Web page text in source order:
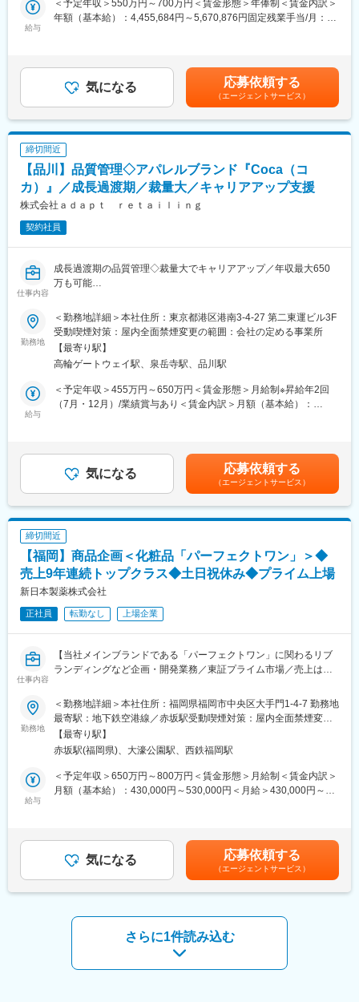
の主な内容としては、女性アスリートへのスポンサード、ネパー
ルでの自立支援プロジェクト、災害復興支援活動などがありま
入社後は、現場研修含む研修がございます。（研修期間はご経験
により１週間&#12316;１ヶ月程度）
各部門の説明や、会員制ビジネスのサロンの現場でお客様との交
流、コールセンターでの電話対応などを経験し、会社を知っても
らう期間を設けております。
変更の範囲：会社の定める業務
・新商品の企画生産（新商品提案、OME商談、薬事チェック、パ
■組織構成：
・正社員7人
ロハス製薬は、あらゆる女性の肌質に対応するため、有効成分を
細分化して最適なものを創ることを徹底しています。当社のフェ
イスマスクシリーズ”ALFACE”も、肌質によって成分を変えた結
果、様々なバリエーションが生まれました。
我々は、自然界の有効成分を発見、研究し、製品へ高精度に反映
する事はもちろん、お肌への刺激を最小限に減らすための製品開
発にとことん拘っています。すべての女性に安心して、毎日お使
■サービス詳細・特徴：
いつまでも、美しく、輝いていたい。これはすべての女性の夢で
その夢を叶えるために、オルフェスシリーズは誕生しました。
ロハス製薬が想いを込めて、すべての女性に向けて作り上げた自
信作です。
解決力で選ぶ、オルフェス。
いう想いから、保湿、透明感、ハリツヤ… など、
ひとりひとりの肌悩みに寄り添うアイテムを展開しています。
DEAL」「Stola.」「LILLIAN CARAT」の4つのレディースブラン
ドを展開しています。メーカーとして自社内にデザイナーを抱え
る当社では、綿密なマーケティングの元、差別化されたデザイン
も手掛けています。商品企画から生産、販売までを一貫して担う
SPA業態だからこそ、高品質で差別化された商品をお客様へ提案
することができます。
変更の範囲：会社の定める業務
給与
＜予定年収＞550万円～700万円＜賃金形態＞年俸制＜賃金内訳＞
年額（基本給）：4,455,684円～5,670,876円固定残業手当/月：
給与補足＞ご経験、スキルにより決定します。※初年度年俸制／2
年目以降に再設定■昇給：年1回（4月）※本人の実績による■賞
与：年2回（6月・12月）※試用期間中の支給はなし■モデル年
収：・入社3年目：450万円・入社5年目：500万円・入社10年
目：700万円賃金はあくまでも目安の金額であり、選考を通じて
上下する可能性があります。月給(月額)は固定手当を含めた表記で
す。
気になる 応募依頼する
（エージェントサービス）
締切間近
【品川】品質管理◇アパレルブランド『Coca（コ
カ）』／成長過渡期／裁量大／キャリアアップ支援
株式会社ａｄａｐｔ ｒｅｔａｉｌｉｎｇ
契約社員
仕事内容
成長過渡期の品質管理◇裁量大でキャリアアップ／年収最大650
万も可能
～こんな方におススメ！～
◇品質管理経験を活かしたい方
◇裁量大の環境で働きたい方
◇高年収を目指したい方
■事業内容
当社は2011年設立のアパレル企業で、自社サイトを中心にアパレ
す。
す。
◎業務詳細
・サンプルの検品業務
・生地の品質管理
・製品の品質向上に向けたアクション
■魅力
少数精鋭の組織で、自由度の高い環境で働けます。
◎キャリアアップ支援
キャリアアップ支援制度や人材育成研修が充実しています。
◎高年収可能
◎評価制度
回転率・粗利率・組織への貢献度で評価。昇給・昇格のチャンス
変更の範囲：会社の定める業務
勤務地
＜勤務地詳細＞本社住所：東京都港区港南3-4-27 第二東運ビル3F
受動喫煙対策：屋内全面禁煙変更の範囲：会社の定める事業所
【最寄り駅】
高輪ゲートウェイ駅、泉岳寺駅、品川駅
給与
＜予定年収＞455万円～650万円＜賃金形態＞月給制※昇給年2回
（7月・12月）/業績賞与あり＜賃金内訳＞月額（基本給）：
あります。賃金はあくまでも目安の金額であり、選考を通じて上
下する可能性があります。月給(月額)は固定手当を含めた表記で
す。
気になる 応募依頼する
（エージェントサービス）
締切間近
【福岡】商品企画＜化粧品「パーフェクトワン」＞◆
売上9年連続トップクラス◆土日祝休み◆プライム上場
新日本製薬株式会社
正社員 転勤なし 上場企業
仕事内容
【当社メインブランドである「パーフェクトワン」に関わるリブ
ランディングなど企画・開発業務／東証プライム市場／売上は右
年連続トップクラス／業績好調な経営基盤】
■業務内容：
当社のコスメ開発課の課長職として、商品企画・開発や組織のマ
ネジメントをご担当いただきます。
■業務詳細：
質保証と連携業務
◇販促・営業部署や顧客対応セクションと連携業務
◇社内外への商品情報説明、ブランドバリューの向上
※担当ブランド：「パーフェクトワン」
■チーム・組織構成：
コスメ開発課には約7名（20代～40代）が在籍しています。女性
が多く活躍しています。
勤務地
＜勤務地詳細＞本社住所：福岡県福岡市中央区大手門1-4-7 勤務地
最寄駅：地下鉄空港線／赤坂駅受動喫煙対策：屋内全面禁煙変更
の範囲：会社の定める事業所
【最寄り駅】
赤坂駅(福岡県)、大濠公園駅、西鉄福岡駅
給与
＜予定年収＞650万円～800万円＜賃金形態＞月給制＜賃金内訳＞
月額（基本給）：430,000円～530,000円＜月給＞430,000円～
定期間内在籍社員が対象）賃金はあくまでも目安の金額であり、
選考を通じて上下する可能性があります。月給(月額)は固定手当を
含めた表記です。
気になる 応募依頼する
（エージェントサービス）
さらに1件読み込む